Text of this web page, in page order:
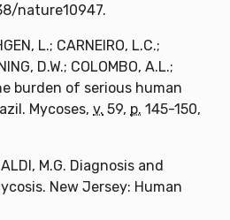
nature10947.
L.; CARNEIRO, L.C.;
D.W.; COLOMBO, A.L.;
burden of serious human
Mycoses, v. 59, p. 145-150,
M.G. Diagnosis and
New Jersey: Human